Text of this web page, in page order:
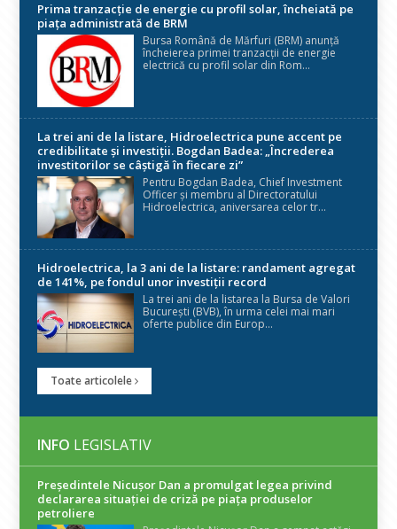
Prima tranzacție de energie cu profil solar, încheiată pe
piața administrată de BRM
Bursa Română de Mărfuri (BRM) anunță
încheierea primei tranzacții de energie
electrică cu profil solar din Rom...
La trei ani de la listare, Hidroelectrica pune accent pe
credibilitate și investiții. Bogdan Badea: „Încrederea
investitorilor se câștigă în fiecare zi”
Pentru Bogdan Badea, Chief Investment
Officer și membru al Directoratului
Hidroelectrica, aniversarea celor tr...
Hidroelectrica, la 3 ani de la listare: randament agregat
de 141%, pe fondul unor investiții record
La trei ani de la listarea la Bursa de Valori
București (BVB), în urma celei mai mari
oferte publice din Europ...
Toate articolele
INFO LEGISLATIV
Președintele Nicuşor Dan a promulgat legea privind
declararea situaţiei de criză pe piaţa produselor
petroliere